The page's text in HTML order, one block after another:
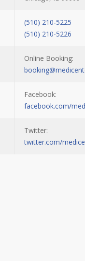
(510) 210-5225
(510) 210-5226
Online Booking:
Facebook:
facebook.com/
Twitter:
twitter.com/